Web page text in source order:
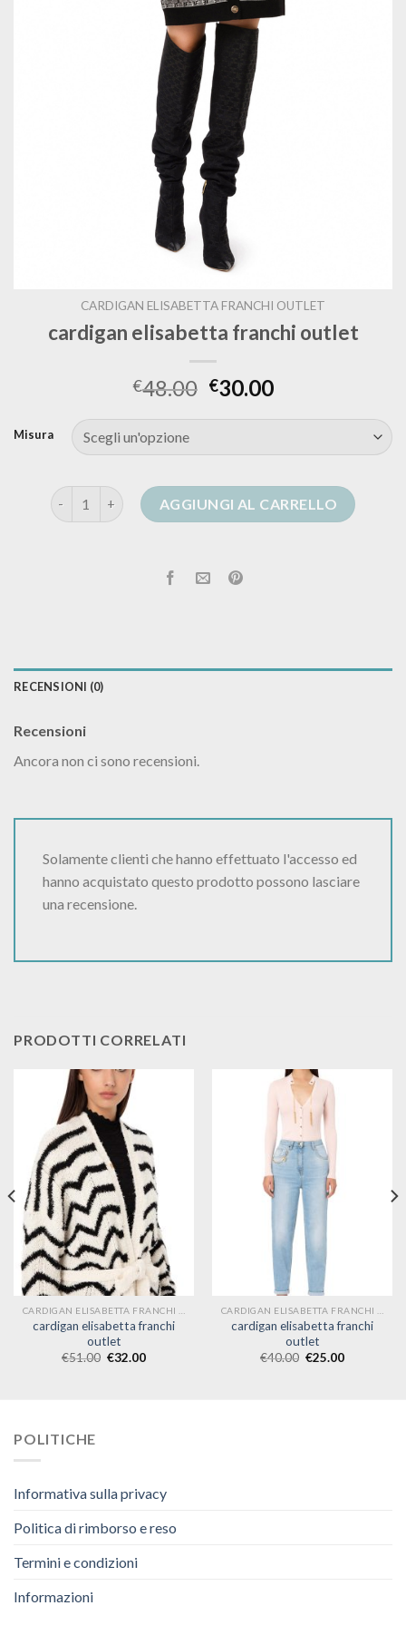
CARDIGAN ELISABETTA FRANCHI OUTLET
cardigan elisabetta franchi outlet
€48.00 €30.00
Misura
cardigan elisabetta franchi outlet quantità
AGGIUNGI AL CARRELLO
RECENSIONI (0)
Recensioni
Ancora non ci sono recensioni.
Solamente clienti che hanno effettuato l'accesso ed
hanno acquistato questo prodotto possono lasciare
una recensione.
PRODOTTI CORRELATI
cardigan elisabetta franchi
outlet
€51.00 €32.00
cardigan elisabetta franchi
outlet
€40.00 €25.00
POLITICHE
Informativa sulla privacy
Politica di rimborso e reso
Termini e condizioni
Informazioni